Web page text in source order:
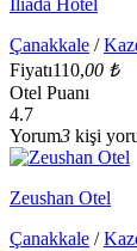
İliada Hotel
Çanakkale /
Fiyatı110,00 ₺
Otel Puanı
4.7
Yorum3 kişi
Zeushan Otel
Çanakkale /